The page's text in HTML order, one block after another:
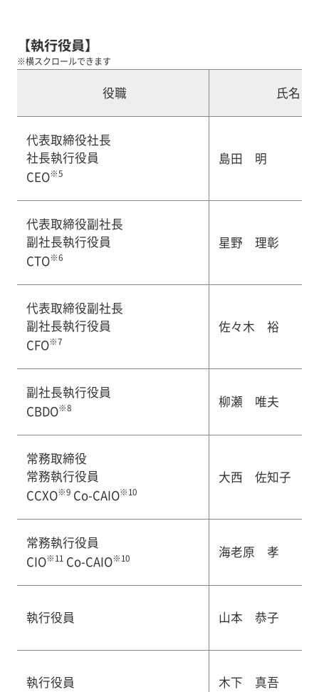
【執行役員】
※横スクロールできます
役職 氏名
代表取締役社長
社長執行役員
CEO※5
島田 明
代表取締役副社長
副社長執行役員
CTO※6
星野 理彰
代表取締役副社長
副社長執行役員
CFO※7
佐々木 裕
副社長執行役員
CBDO※8 柳瀬 唯夫
常務取締役
常務執行役員
CCXO※9 Co-CAIO※10
大西 佐知子
常務執行役員
CIO※11 Co-CAIO※10 海老原 孝
執行役員 山本 恭子
執行役員 木下 真吾